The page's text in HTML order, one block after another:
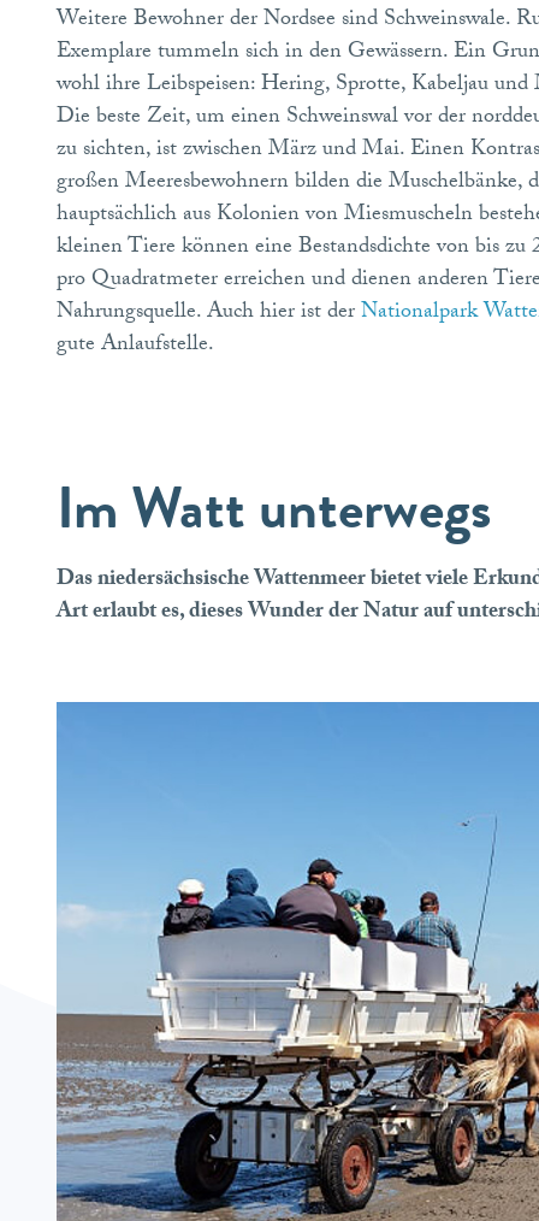
Weitere Bewohner der Nordsee sind Schweinswale.
Exemplare tummeln sich in den Gewässern. Ein
wohl ihre Leibspeisen: Hering, Sprotte, Kabeljau
Die beste Zeit, um einen Schweinswal vor der
zu sichten, ist zwischen März und Mai. Einen
großen Meeresbewohnern bilden die Muschelbänke,
hauptsächlich aus Kolonien von Miesmuscheln
kleinen Tiere können eine Bestandsdichte von bis zu
pro Quadratmeter erreichen und dienen anderen
Nahrungsquelle. Auch hier ist derNationalpark
gute Anlaufstelle.
Im Watt unterwegs
Das niedersächsische Wattenmeer bietet viele
Art erlaubt es, dieses Wunder der Natur auf